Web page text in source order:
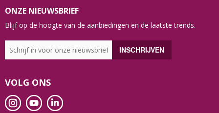
ONZE NIEUWSBRIEF
Blijf op de hoogte van de aanbiedingen en de laatste trends.
VOLG ONS